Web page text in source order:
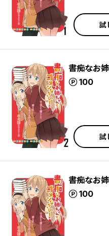
試
書痴なお
100
ポイント
試
書痴なお
100
ポイント